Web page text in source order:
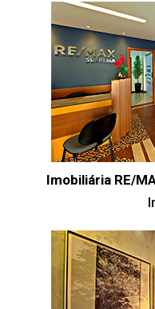
Imobiliária RE/